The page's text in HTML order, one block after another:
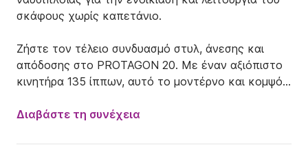
σκάφους χωρίς καπετάνιο.
Ζήστε τον τέλειο συνδυασμό στυλ, άνεσης και
απόδοσης στο PROTAGON 20. Με έναν αξιόπιστο
κινητήρα 135 ίππων, αυτό το μοντέρνο και κομψό
εξερευνήσουν την εκπληκτική ακτογραμμή των
Διαβάστε τη συνέχεια